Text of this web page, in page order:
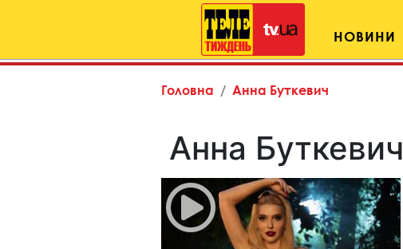
НОВИНИ
Головна Анна Буткевич
Анна Буткевич